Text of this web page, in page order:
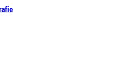
Fotografie